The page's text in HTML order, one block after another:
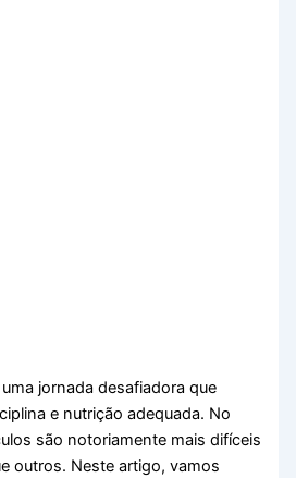
jornada desafiadora que
e nutrição adequada. No
são notoriamente mais difíceis
outros. Neste artigo, vamos